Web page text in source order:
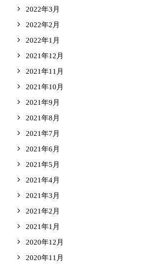
2022年3月
2022年2月
2022年1月
2021年12月
2021年11月
2021年10月
2021年9月
2021年8月
2021年7月
2021年6月
2021年5月
2021年4月
2021年3月
2021年2月
2021年1月
2020年12月
2020年11月